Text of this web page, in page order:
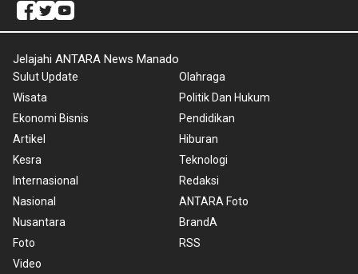
Jelajahi ANTARA News Manado
Sulut Update
Wisata
Ekonomi Bisnis
Artikel
Kesra
Internasional
Nasional
Nusantara
Foto
Video
Olahraga
Politik Dan Hukum
Pendidikan
Hiburan
Teknologi
Redaksi
ANTARA Foto
BrandA
RSS